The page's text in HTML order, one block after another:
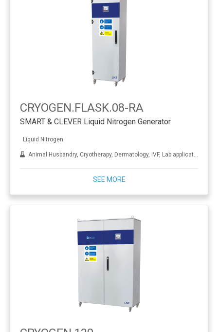
CRYOGEN.FLASK.08-RA
SMART & CLEVER Liquid Nitrogen Generator
Liquid Nitrogen
Animal Husbandry, Cryotherapy, Dermatology, IVF, Lab applications, Metal treatment
SEE MORE